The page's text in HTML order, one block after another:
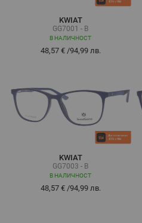
KWIAT
GG7001 - B
В НАЛИЧНОСТ
48,57 €/94,99 лв.
KWIAT
GG7003 - B
В НАЛИЧНОСТ
48,57 €/94,99 лв.